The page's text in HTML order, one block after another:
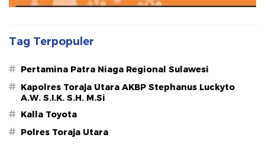
Tag Terpopuler
# Pertamina Patra Niaga Regional Sulawesi
# Kapolres Toraja Utara AKBP Stephanus Luckyto
A.W. S.I.K. S.H. M.Si
# Kalla Toyota
# Polres Toraja Utara